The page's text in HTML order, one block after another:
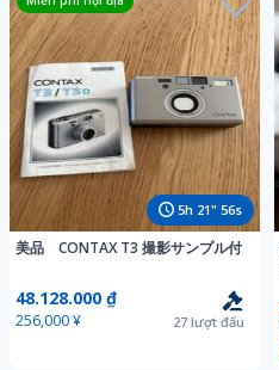
5h 21" 54s
美品 CONTAX T3 撮影サンプル付
48.128.000 ₫
256,000 ¥ 27 lượt đấu